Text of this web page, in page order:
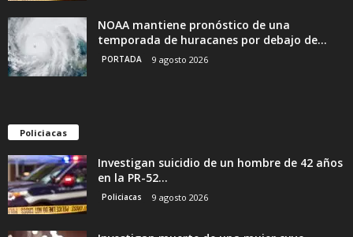
NOAA mantiene pronóstico de una
temporada de huracanes por debajo de...
PORTADA 9 agosto 2026
Policiacas
Investigan suicidio de un hombre de 42 años
en la PR-52...
Policiacas 9 agosto 2026